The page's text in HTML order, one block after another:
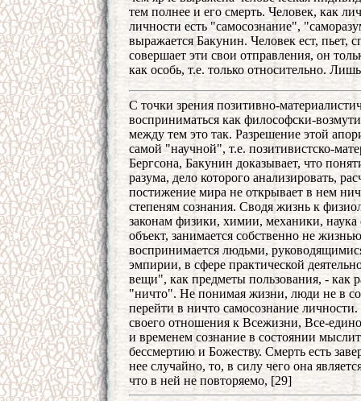
тем полнее и его смерть. Человек, как
личности есть "самосознание",
выражается Бакунин. Человек ест, пьет,
совершает эти свои отправления, он
как особь, т.е. только относительно.
С точки зрения позитивно-
восприниматься как философски-
между тем это так. Разрешение этой
самой "научной", т.е. позитивистско-
Бергсона, Бакунин доказывает, что
разума, дело которого анализировать,
постижение мира не открывает в нем
степеням сознания. Сводя жизнь к
законам физики, химии, механики,
объект, занимается собственно не
воспринимается людьми,
эмпирии, в сфере практической
вещи", как предметы пользования, - как
"ничто". Не понимая жизни, люди не в
перейти в ничто самосознание
своего отношения к Всежизни, Все-
и временем сознание в состоянии
бессмертию и Божеству. Смерть есть
нее случайно, то, в силу чего она
что в ней не повторяемо, [29]